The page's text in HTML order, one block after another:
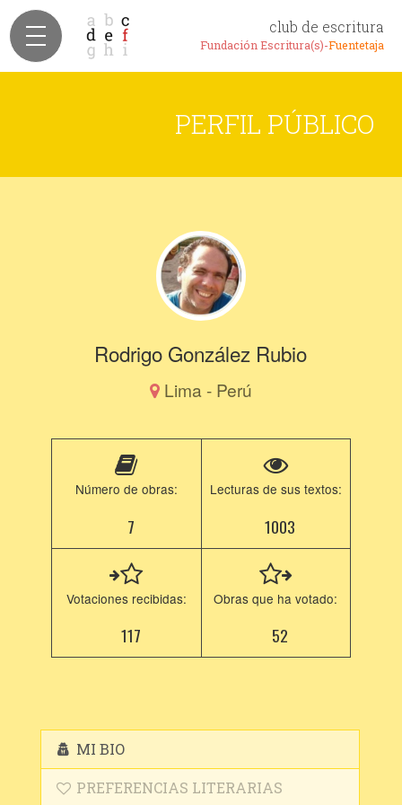
club de escritura
Fundación Escritura(s)-Fuentetaja
PERFIL PÚBLICO
Rodrigo González Rubio
Lima - Perú
Número de obras:
7
Lecturas de sus textos:
1003
Votaciones recibidas:
117
Obras que ha votado:
52
MI BIO
PREFERENCIAS LITERARIAS